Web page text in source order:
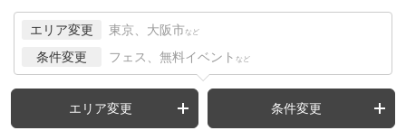
エリア変更 東京、大阪市 など
条件変更 フェス、無料イベント など
エリア変更 条件変更